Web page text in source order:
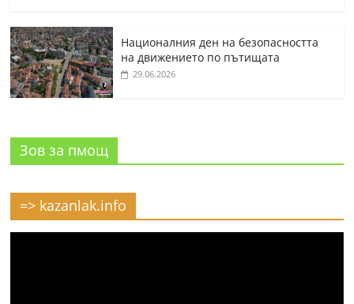
Националния ден на безопасността
на движението по пътищата
29.06.2026
Зов за пмощ
=> kazanlak.info